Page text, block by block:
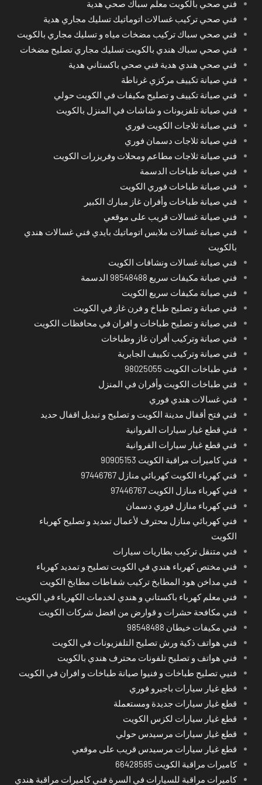
فني صحي بالكويت معلم سباك صحي هدية
فني صحي تركيب غسالات اتوماتيك تسليك مجاري هدية
فني صحي سباك تركيب مضخات مياه و تسليك مجاري بالكويت
فني صحي سباك هندي بالكويت تسليك مجاري تصليح مضخات
فني صحي هندي هدية فني صحي باكستاني هدية
فني صيانة تكييف مركزي غرناطة
فني صيانة تكييف و تصليح مكيفات في الكويت حولي
فني صيانة تلفزيونات و شاشات في المنزل بالكويت
فني صيانة ثلاجات الكويت فوري
فني صيانة ثلاجات دسمان فوري
فني صيانة ثلاجات مطاعم ومحلات وفريزرات الكويت
فني صيانة طباخات الدسمة
فني صيانة طباخات فوري الكويت
فني صيانة طباخات وأفران غاز مبارك الكبير
فني صيانة غسالات قريب على موقعي
فني صيانة غسالات ملابس اتوماتيك بايدي فني غسالات هندي
بالكويت
فني صيانة غسالات ونشافات الكويت
فني صيانة مكيفات سريع 98548488 الدسمة
فني صيانة مكيفات سريع الكويت
فني صيانة و تصليح طباخ و فرن غاز في الكويت
فني صيانة و تصليح طباخات و افران في محافظات الكويت
فني صيانة وتركيب أفران غاز وطباخات
فني صيانة وتركيب تكييف الجابرية
فني طباخات الكويت 98025055
فني طباخات الكويت وأفران في المنزل
فني غسالات هندي فوري
فني فتح أقفال مدينة الكويت و تصليح و تبديل اقفال حديد
فني قطع غيار سيارات الفروانية
فني قطع غيار سيارات الفروانية
فني كاميرات مراقبة الكويت 90905153
فني كهرباء الكويت كهربائي منازل 97446767
فني كهرباء منازل الكويت 97446767
فني كهرباء منازل فوري دسمان
فني كهربائي منازل محترف لأعمال تمديد و تصليح كهرباء
الكويت
فني متنقل تركيب بطاريات سيارات
فني مختص كهرباء هندي في الكويت تصليح و تمديد كهرباء
فني مداخن هود المطابخ تركيب شفاطات مطابخ الكويت
فني معلم كهرباء باكستاني و هندي لخدمات الكهرباء في الكويت
فني مكافحة حشرات و قوارض من افضل شركات الكويت
فني مكيفات خيطان 98548488
فني هواتف ذكية ورش تصليح التلفزيونات في الكويت
فني هواتف و تصليح تلفونات محترف هندي بالكويت
فنيي تصليح طباخات و فنيوا صيانة طباخات و افران في الكويت
قطع غيار سيارات باجيرو فوري
قطع غيار سيارات جديدة ومستعملة
قطع غيار سيارات لكزس الكويت
قطع غيار سيارات مرسيدس حولي
قطع غيار سيارات مرسيدس قريب على موقعي
كاميرات مراقبة الكويت 66428585
كاميرات مراقبة للسيارات في السرة فني كاميرات مراقبة هندي